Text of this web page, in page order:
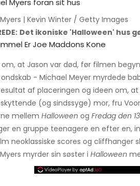
| Kevin Winter / Getty Images
Det ikoniske 'Halloween' hus
Er Joe Maddons Kone
om, at Jason var død, før filmen
- Michael Meyer myrdede
af placeringen og ideen om,
(og sindssyge) mor, fru
mellem Halloween og Fredag ​​den
en gruppe teenagere en efter en,
neoklassiske scores og cliffhanger
myrder sin søster i Halloween